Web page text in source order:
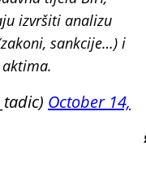
izvršiti analizu
sankcije…) i
October 14,